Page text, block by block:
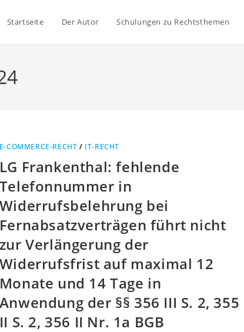
Startseite Der Autor Schulungen zu Rechtsthemen
E-COMMERCE-RECHT / IT-RECHT
LG Frankenthal: fehlende
Telefonnummer in
Widerrufsbelehrung bei
Fernabsatzverträgen führt nicht
zur Verlängerung der
Widerrufsfrist auf maximal 12
Monate und 14 Tage in
Anwendung der §§ 356 III S. 2, 355
II S. 2, 356 II Nr. 1a BGB